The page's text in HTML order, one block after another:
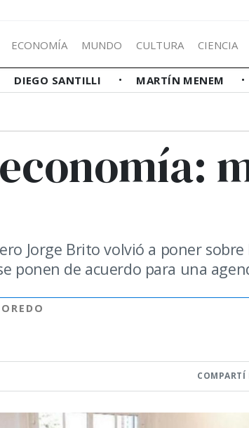
ECONOMÍA MUNDO CULTURA CIENCIA
DIEGO SANTILLI MARTÍN MENEM
Jorge Brito volvió a poner
ponen de acuerdo para una
COMPARTÍ